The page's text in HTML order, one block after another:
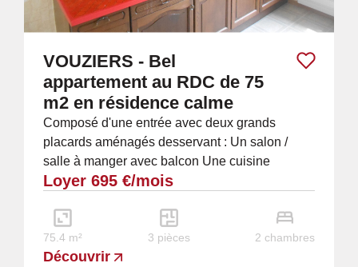
VOUZIERS - Bel
appartement au RDC de 75
m2 en résidence calme
Composé d'une entrée avec deux grands
placards aménagés desservant : Un salon /
salle à manger avec balcon Une cuisine
intégrée équipée (four, plaque, hotte) Deux
Loyer 695 €/mois
75.4 m² 3 pièces 2 chambres
Découvrir